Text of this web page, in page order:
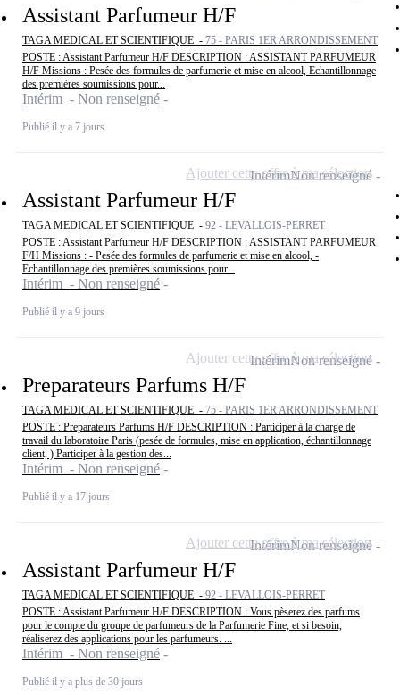
Assistant Parfumeur H/F
TAGA MEDICAL ET SCIENTIFIQUE - 75 - PARIS 1ER ARRONDISSEMENT
POSTE : Assistant Parfumeur H/F DESCRIPTION : ASSISTANT PARFUMEUR
H/F Missions : Pesée des formules de parfumerie et mise en alcool, Echantillonnage
des premières soumissions pour...
Intérim - Non renseigné
Publié il y a 7 jours
Assistant Parfumeur H/F
TAGA MEDICAL ET SCIENTIFIQUE - 92 - LEVALLOIS-PERRET
POSTE : Assistant Parfumeur H/F DESCRIPTION : ASSISTANT PARFUMEUR
F/H Missions : - Pesée des formules de parfumerie et mise en alcool, -
Echantillonnage des premières soumissions pour...
Intérim - Non renseigné
Publié il y a 9 jours
IntérimNon renseigné
Ajouter cette offre à ma sélection
Preparateurs Parfums H/F
TAGA MEDICAL ET SCIENTIFIQUE - 75 - PARIS 1ER ARRONDISSEMENT
POSTE : Preparateurs Parfums H/F DESCRIPTION : Participer à la charge de
travail du laboratoire Paris (pesée de formules, mise en application, échantillonnage
client, ) Participer à la gestion des...
Intérim - Non renseigné
Publié il y a 17 jours
IntérimNon renseigné
Ajouter cette offre à ma sélection
Assistant Parfumeur H/F
TAGA MEDICAL ET SCIENTIFIQUE - 92 - LEVALLOIS-PERRET
POSTE : Assistant Parfumeur H/F DESCRIPTION : Vous pèserez des parfums
pour le compte du groupe de parfumeurs de la Parfumerie Fine, et si besoin,
réaliserez des applications pour les parfumeurs. ...
Intérim - Non renseigné
Publié il y a plus de 30 jours
IntérimNon renseigné
Ajouter cette offre à ma sélection